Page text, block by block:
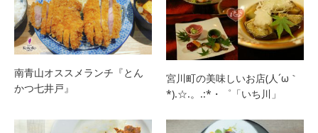
南青山オススメランチ『とん
かつ七井戸』
宮川町の美味しいお店(人´ω｀
*).☆.。.:*・゜「いち川」